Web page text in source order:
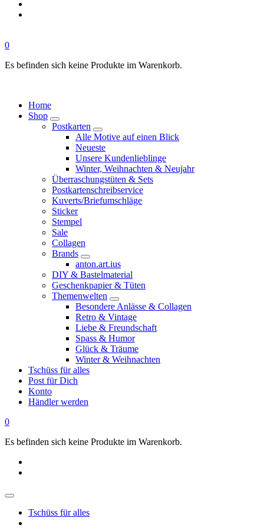
0
Es befinden sich keine Produkte im Warenkorb.
Home
Shop
Postkarten
Alle Motive auf einen Blick
Neueste
Unsere Kundenlieblinge
Winter, Weihnachten & Neujahr
Überraschungstüten & Sets
Postkartenschreibservice
Kuverts/Briefumschläge
Sticker
Stempel
Sale
Collagen
Brands
anton.art.ius
DIY & Bastelmaterial
Geschenkpapier & Tüten
Themenwelten
Besondere Anlässe & Collagen
Retro & Vintage
Liebe & Freundschaft
Spass & Humor
Glück & Träume
Winter & Weihnachten
Tschüss für alles
Post für Dich
Konto
Händler werden
0
Es befinden sich keine Produkte im Warenkorb.
Tschüss für alles